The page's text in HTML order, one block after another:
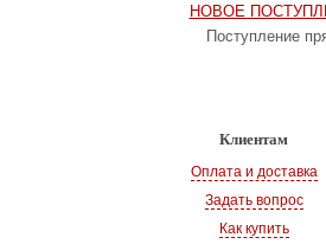
НОВОЕ
Поступление
Клиентам
Оплата и доставка
Задать вопрос
Как купить